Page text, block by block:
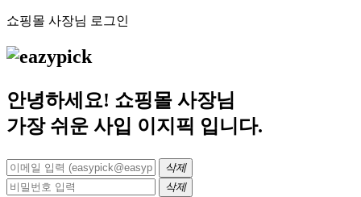
쇼핑몰 사장님 로그인
안녕하세요! 쇼핑몰 사장님
가장 쉬운 사입 이지픽 입니다.
삭제
삭제